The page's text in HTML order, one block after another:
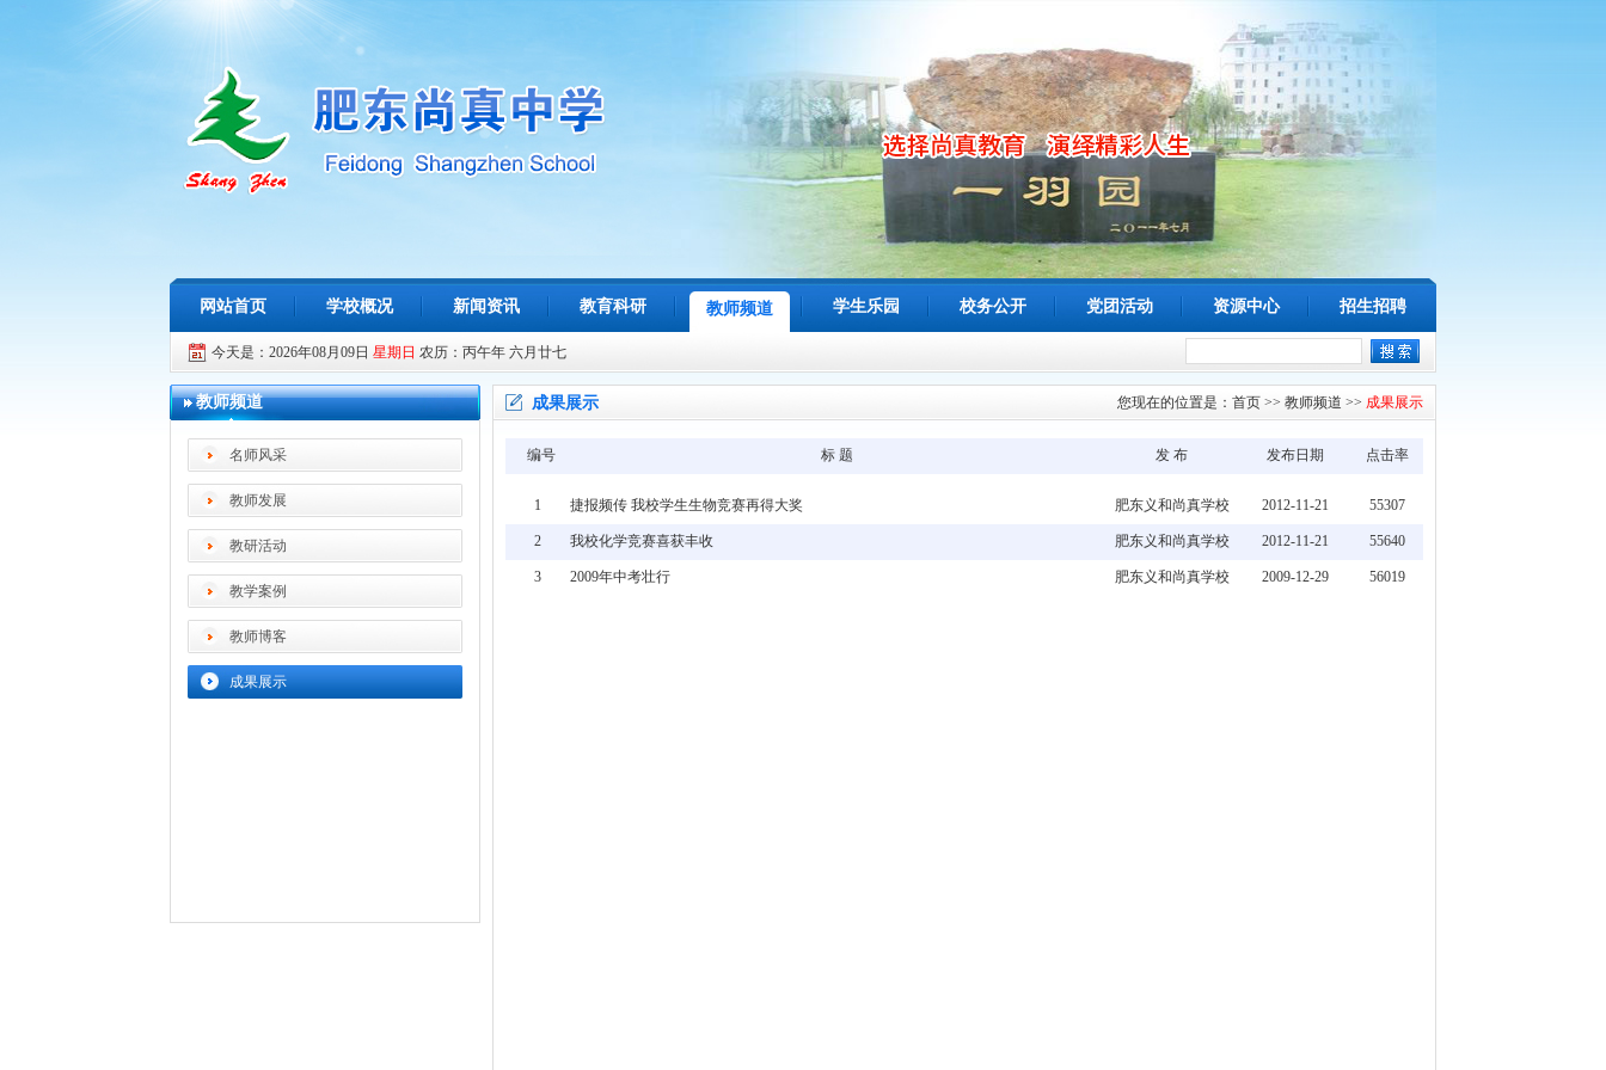
网站首页 学校概况 新闻资讯 教育科研 教师频道 学生乐园 校务公开 党团活动 资源中心 招生招聘
今天是：2026年08月09日 星期日 农历：丙午年 六月廿七
教师频道
名师风采
教师发展
教研活动
教学案例
教师博客
成果展示
成果展示 您现在的位置是： 首页 >> 教师频道 >> 成果展示
编号 标 题 发 布 发布日期 点击率
1 捷报频传 我校学生生物竞赛再得大奖 肥东义和尚真学校 2012-11-21 55307
2 我校化学竞赛喜获丰收 肥东义和尚真学校 2012-11-21 55640
3 2009年中考壮行 肥东义和尚真学校 2009-12-29 56019